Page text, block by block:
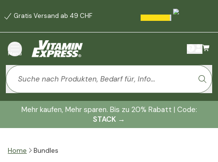
Gratis Versand ab 49 CHF
Menü
Mehr kaufen, Mehr sparen. Bis zu 20% Rabatt | Code:
STACK →
Home Bundles